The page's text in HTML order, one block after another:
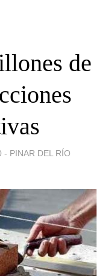
de
- PINAR DEL RÍO